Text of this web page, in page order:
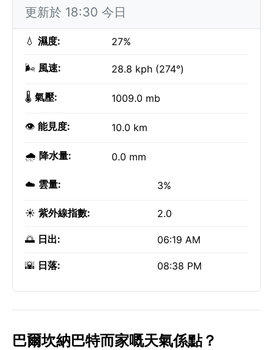
更新於 18:30 今日
💧 濕度: 27%
🌬️ 風速: 28.8 kph (274°)
🌡️ 氣壓: 1009.0 mb
👁️ 能見度: 10.0 km
🌧️ 降水量: 0.0 mm
☁️ 雲量: 3%
☀️ 紫外線指數: 2.0
🌅 日出: 06:19 AM
🌇 日落: 08:38 PM
巴爾坎納巴特而家嘅天氣係點？